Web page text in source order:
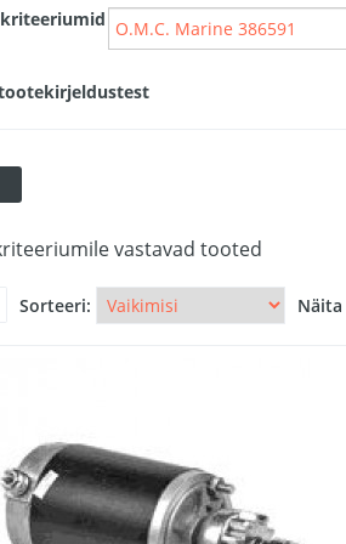
vastavad tooted
Sorteeri: Näita